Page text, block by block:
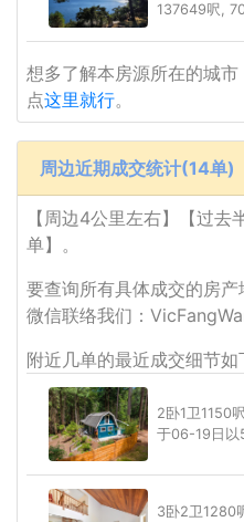
137649呎,
想多了解本房源所在的城市
点这里就行。
周边近期成交统计(14单)
【周边4公里左右】【过
单】。
要查询所有具体成交的房
微信联络我们：
附近几单的最近成交细节如
2卧1卫1150
于06-19日以
3卧2卫1280